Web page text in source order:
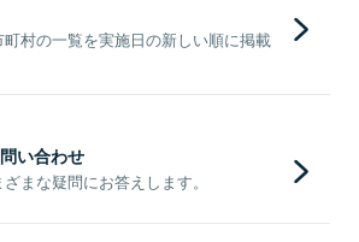
村の一覧を実施日の新しい順に掲載
い合わせ
まな疑問にお答えします。